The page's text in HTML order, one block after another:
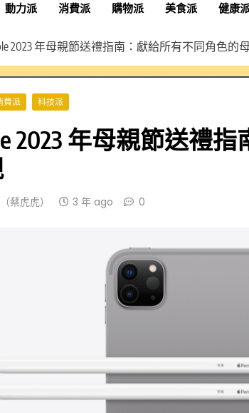
動力派 消費派 購物派 美食派 健康
2023 年⺟親節送禮指南：獻給所有不同⾓⾊的
費派 科技派
2023 年⺟親節送禮
蔡虎虎） 3 年 ago 0